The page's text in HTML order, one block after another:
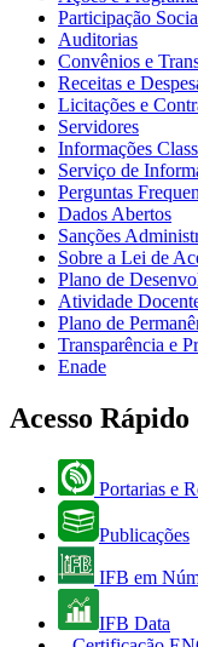
Participação
Auditorias
Convênios e
Receitas e
Licitações e
Servidores
Informações
Serviço de
Perguntas
Dados Abertos
Sanções
Sobre a Lei de
Plano de
Atividade
Plano de
Transparência e
Enade
Acesso Rápido
Portarias e
Publicações
IFB em
IFB Data